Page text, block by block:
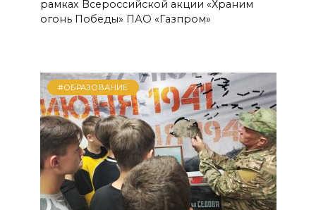
рамках Всероссийской акции «Храним
огонь Победы» ПАО «Газпром»
#ОБРАЗОВАНИЕ